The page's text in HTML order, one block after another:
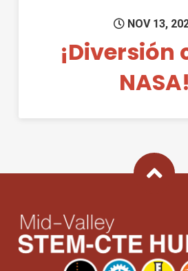
NOV 13,
¡Diversión
NASA!